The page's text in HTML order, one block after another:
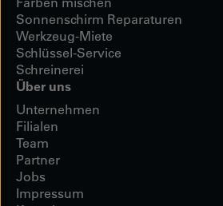
Sonnenschirm Reparaturen
Werkzeug-Miete
Schlüssel-Service
Schreinerei
Über uns
Unternehmen
Filialen
Team
Partner
Jobs
Impressum